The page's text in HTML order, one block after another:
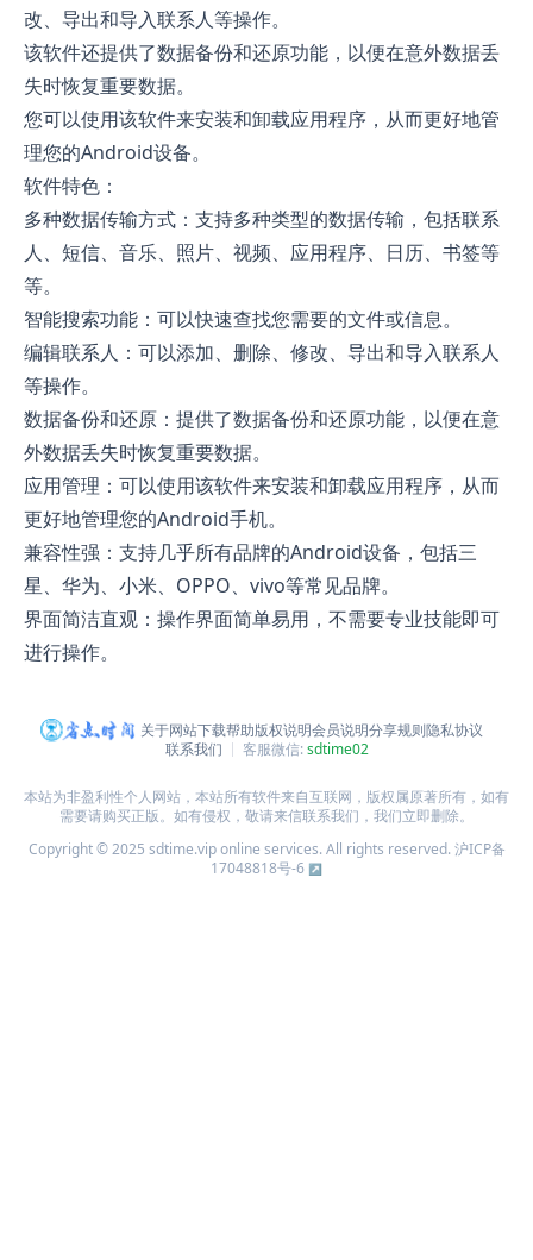
改、导出和导入联系人等操作。
该软件还提供了数据备份和还原功能，以便在意外数据丢
失时恢复重要数据。
您可以使用该软件来安装和卸载应用程序，从而更好地管
理您的Android设备。
软件特色：
多种数据传输方式：支持多种类型的数据传输，包括联系
人、短信、音乐、照片、视频、应用程序、日历、书签等
等。
智能搜索功能：可以快速查找您需要的文件或信息。
编辑联系人：可以添加、删除、修改、导出和导入联系人
等操作。
数据备份和还原：提供了数据备份和还原功能，以便在意
外数据丢失时恢复重要数据。
应用管理：可以使用该软件来安装和卸载应用程序，从而
更好地管理您的Android手机。
兼容性强：支持几乎所有品牌的Android设备，包括三
星、华为、小米、OPPO、vivo等常见品牌。
界面简洁直观：操作界面简单易用，不需要专业技能即可
进行操作。
关于网站下载帮助版权说明会员说明分享规则隐私协议
联系我们
客服微信:sdtime02
本站为非盈利性个人网站，本站所有软件来自互联网，版权属原著所有，如有
需要请购买正版。如有侵权，敬请来信联系我们，我们立即删除。
Copyright © 2025 sdtime.vip online services. All rights reserved.沪ICP备
17048818号-6